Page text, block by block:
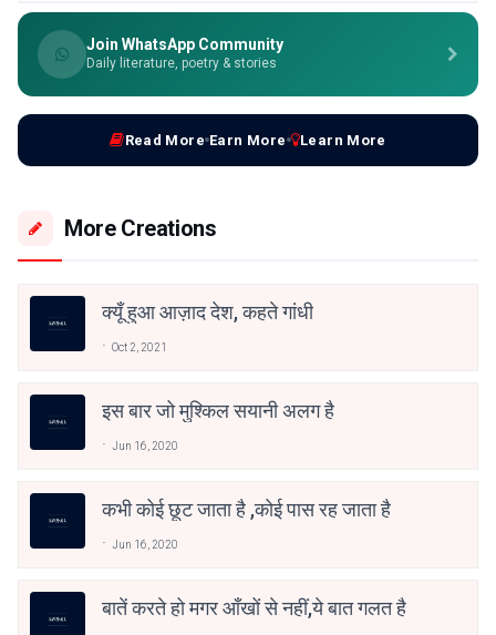
Join WhatsApp Community
Daily literature, poetry & stories
Read More Earn More Learn More
More Creations
क्यूँ हुआ आज़ाद देश, कहते गांधी
Oct 2, 2021
इस बार जो मुश्किल सयानी अलग है
Jun 16, 2020
कभी कोई छूट जाता है ,कोई पास रह जाता है
Jun 16, 2020
बातें करते हो मगर आँखों से नहीं,ये बात गलत है